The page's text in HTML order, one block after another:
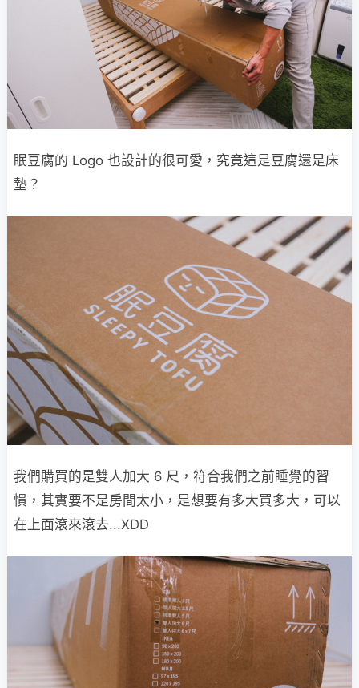
眠豆腐的 Logo 也設計的很可愛，究竟這是豆腐還是床
墊？
我們購買的是雙人加大 6 尺，符合我們之前睡覺的習
慣，其實要不是房間太小，是想要有多大買多大，可以
在上面滾來滾去...XDD